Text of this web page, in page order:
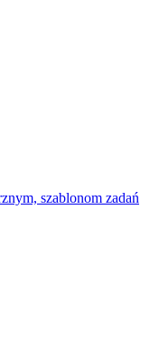
szablonom zadań